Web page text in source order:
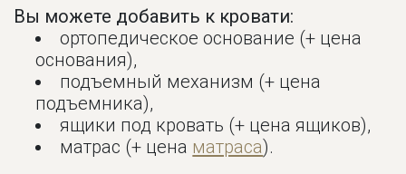
Вы можете добавить к кровати:
ортопедическое основание (+ цена
основания),
подъемный механизм (+ цена
подъемника),
ящики под кровать (+ цена ящиков),
матрас (+ цена матраса).